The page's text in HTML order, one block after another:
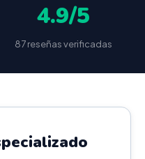
4.9/5
87 reseñas verificadas